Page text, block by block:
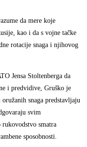
da mere koje
kao i da s vojne tačke
rotacije snaga i njihovog
Jensa Stoltenberga da
i predvidive, Gruško je
snaga predstavljaju
svim
smatra
sposobnosti.